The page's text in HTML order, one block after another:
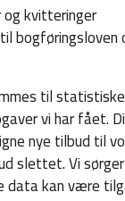
kvitteringer
til
vi har fået.
nye tilbud til
slettet. Vi
data kan være